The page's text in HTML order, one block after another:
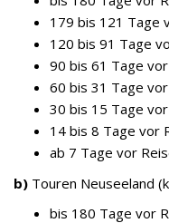
179 bis 121 Tage
120 bis 91 Tage
90 bis 61 Tage
60 bis 31 Tage
30 bis 15 Tage
14 bis 8 Tage vor
ab 7 Tage vor
b) Touren Neuseeland
bis 180 Tage vor